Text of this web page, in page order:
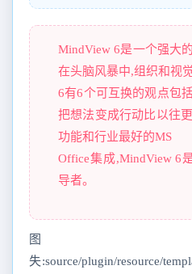
MindView 6是一个强大
在头脑风暴中,组织和视
6有6个可互换的观点包
把想法变成行动比以往
功能和行业最好的MS
Office集成,MindView 6
导者。
图
失:source/plugin/resource/